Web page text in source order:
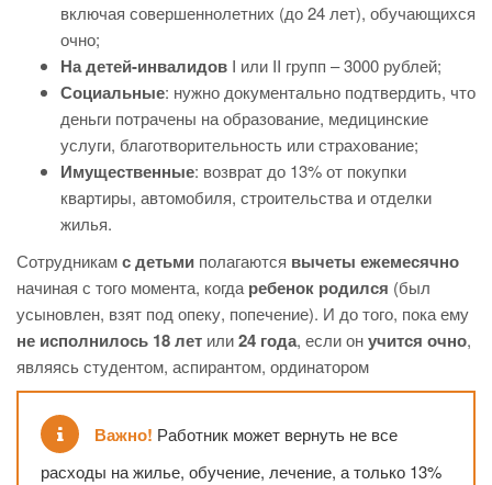
включая совершеннолетних (до 24 лет), обучающихся
очно;
На детей-инвалидов I или II групп – 3000 рублей;
Социальные: нужно документально подтвердить, что
деньги потрачены на образование, медицинские
услуги, благотворительность или страхование;
Имущественные: возврат до 13% от покупки
квартиры, автомобиля, строительства и отделки
жилья.
Сотрудникамс детьми полагаются вычеты ежемесячно
начиная с того момента, когдаребенок родился (был
усыновлен, взят под опеку, попечение). И до того, пока ему
не исполнилось 18 лет или24 года, если онучится очно,
являясь студентом, аспирантом, ординатором
Важно! Работник может вернуть не все
расходы на жилье, обучение, лечение, а только 13%